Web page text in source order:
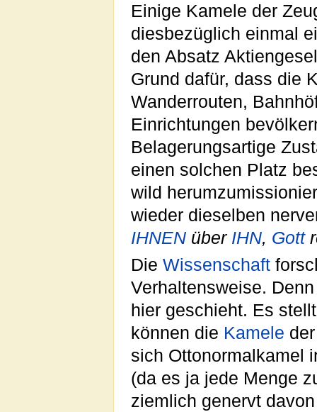
Einige Kamele der
diesbezüglich einmal
den Absatz
Grund dafür, dass die
Wanderrouten,
Einrichtungen
Belagerungsartige
einen solchen Platz
wild
wieder dieselben
IHNEN über IHN, Gott
Die Wissenschaft
Verhaltensweise.
hier geschieht. Es
können die Kamele
sich Ottonormalkamel
(da es ja jede Menge
ziemlich genervt